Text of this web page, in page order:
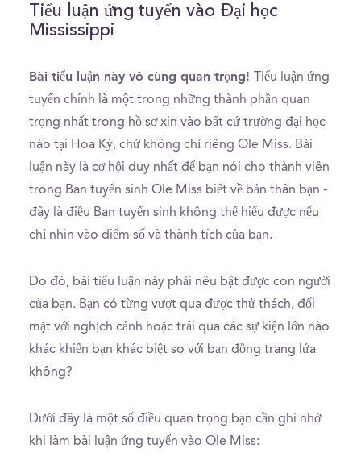
Tiểu luận ứng tuyển vào Đại học
Mississippi
Bài tiểu luận này vô cùng quan trọng! Tiểu luận ứng
tuyển chính là một trong những thành phần quan
trọng nhất trong hồ sơ xin vào bất cứ trường đại học
nào tại Hoa Kỳ, chứ không chỉ riêng Ole Miss. Bài
luận này là cơ hội duy nhất để bạn nói cho thành viên
trong Ban tuyển sinh Ole Miss biết về bản thân bạn -
đây là điều Ban tuyển sinh không thể hiểu được nếu
chỉ nhìn vào điểm số và thành tích của bạn.
Do đó, bài tiểu luận này phải nêu bật được con người
của bạn. Bạn có từng vượt qua được thử thách, đối
mặt với nghịch cảnh hoặc trải qua các sự kiện lớn nào
khác khiến bạn khác biệt so với bạn đồng trang lứa
không?
Dưới đây là một số điều quan trọng bạn cần ghi nhớ
khi làm bài luận ứng tuyển vào Ole Miss: